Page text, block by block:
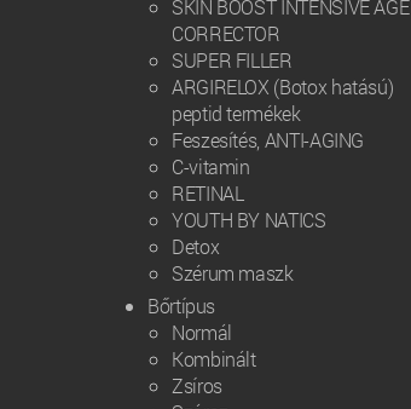
SKIN BOOST INTENSIVE AGE
CORRECTOR
SUPER FILLER
ARGIRELOX (Botox hatású)
peptid termékek
Feszesítés, ANTI-AGING
C-vitamin
RETINAL
YOUTH BY NATICS
Detox
Szérum maszk
Bőrtípus
Normál
Kombinált
Zsíros